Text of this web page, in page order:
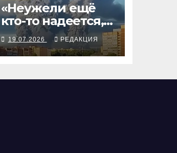
«Неужели ещё
кто-то надеется,
что Украина
будет
действовать
19.07.2026 РЕДАКЦИЯ